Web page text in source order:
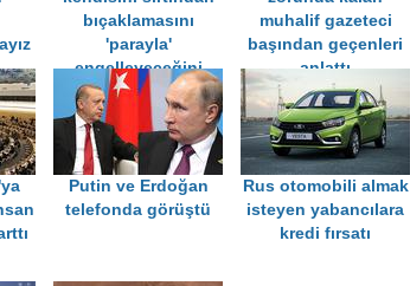
bıçaklamasını
'parayla'
engelleyeceğini
zannediyor
muhalif gazeteci
başından geçenleri
anlattı
Putin ve Erdoğan
telefonda görüştü
Rus otomobili almak
isteyen yabancılara
kredi fırsatı